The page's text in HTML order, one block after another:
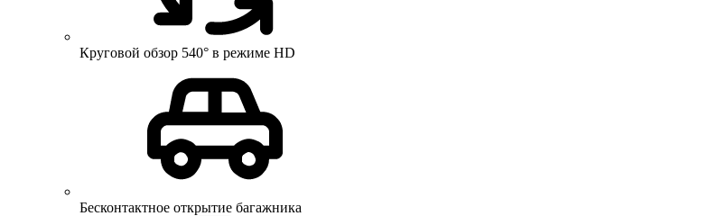
Круговой обзор 540° в режиме HD
Бесконтактное открытие багажника